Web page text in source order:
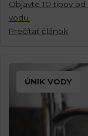
Objavte 10 tipov
vodu.
Prečítať článok
ÚNIK VODY